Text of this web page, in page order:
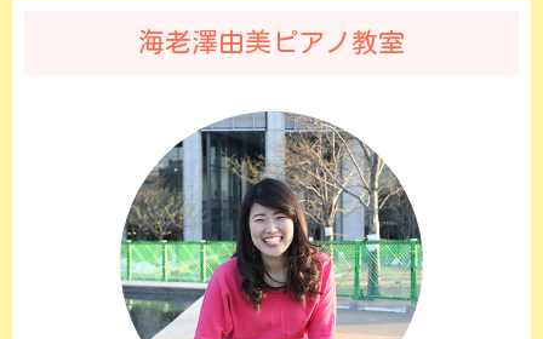
海老澤由美ピアノ教室